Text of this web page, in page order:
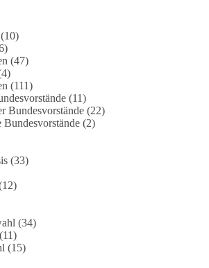
zum politischen Druckmittel
zeigen, wie schnell Menschen
Interessen geraten können.
politischen oder diplomatischen
Einzelnen hatte, eines wird deutlich:
eingesetzt oder von
werden kann, verlieren am
(10)
(47)
(111)
(11)
Bundesvorstände (22)
(2)
(33)
(34)
(11)
(15)